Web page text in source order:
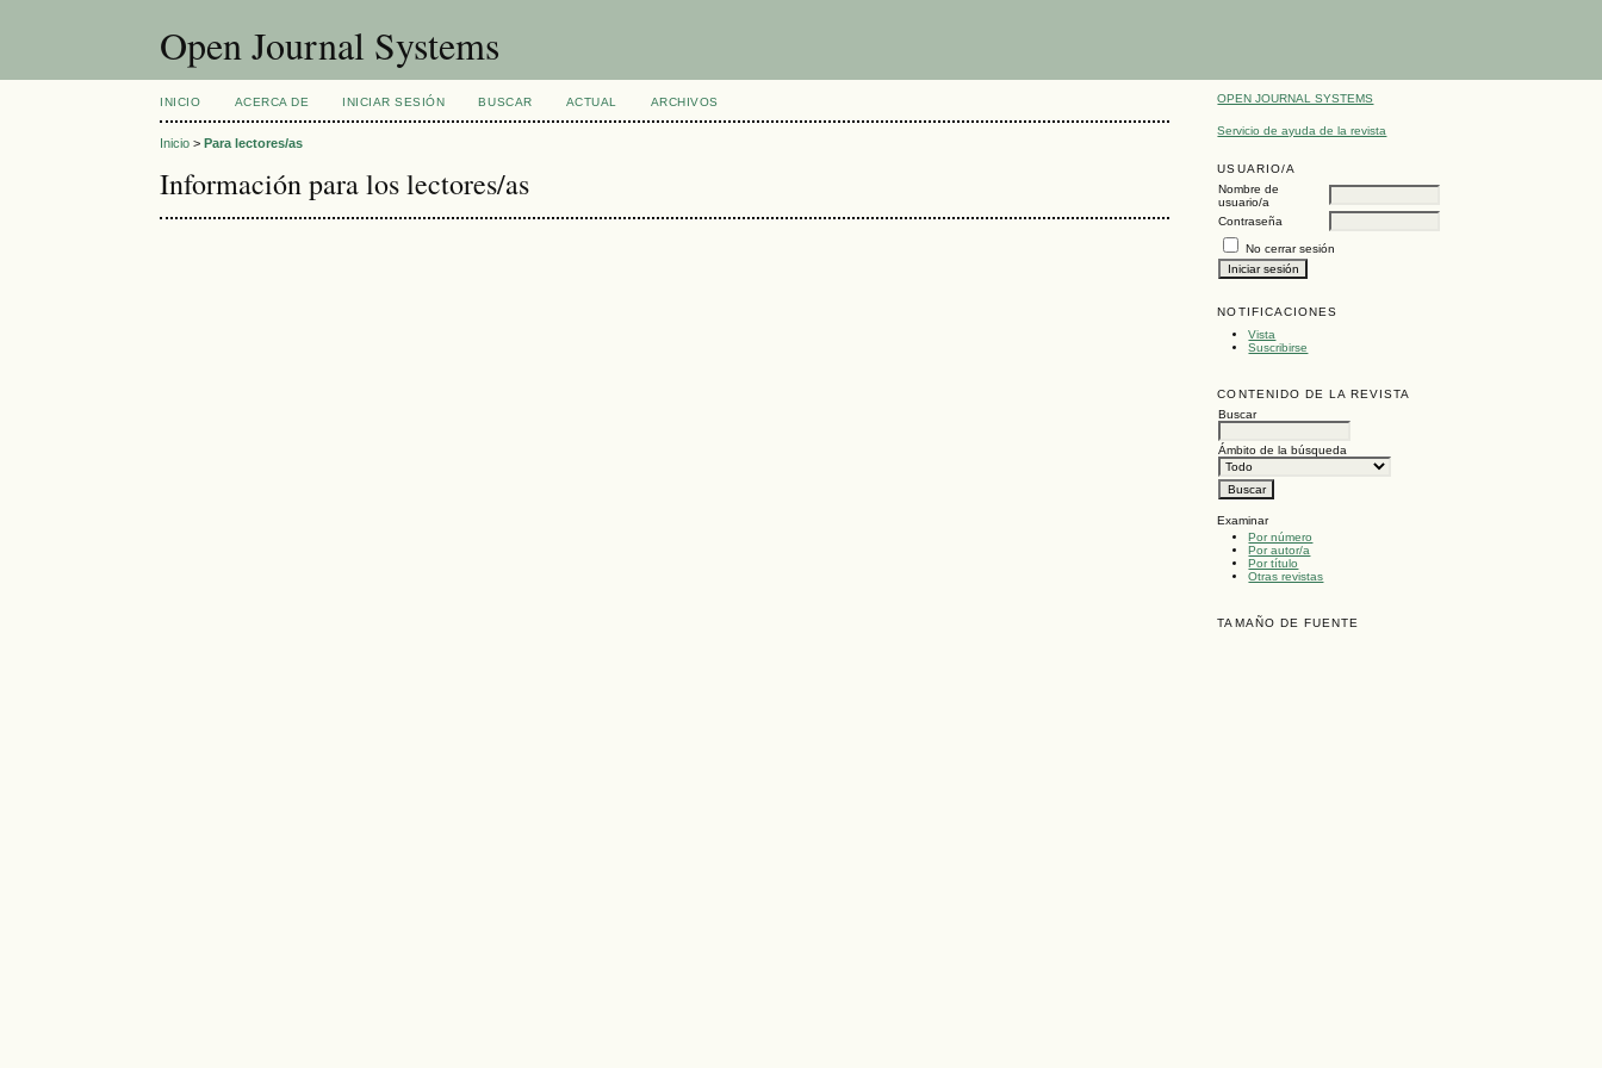
Open Journal Systems
OPEN JOURNAL SYSTEMS
Servicio de ayuda de la revista
USUARIO/A
Nombre de
usuario/a
Contraseña
No cerrar sesión
NOTIFICACIONES
Vista
Suscribirse
CONTENIDO DE LA REVISTA
Buscar
Ámbito de la búsqueda
Examinar
Por número
Por autor/a
Por título
Otras revistas
TAMAÑO DE FUENTE
INICIO ACERCA DE INICIAR SESIÓN BUSCAR ACTUAL ARCHIVOS
Inicio >Para lectores/as
Información para los lectores/as